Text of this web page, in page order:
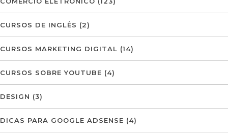
CURSOS DE INGLÊS (2)
CURSOS MARKETING DIGITAL (14)
CURSOS SOBRE YOUTUBE (4)
DESIGN (3)
DICAS PARA GOOGLE ADSENSE (4)